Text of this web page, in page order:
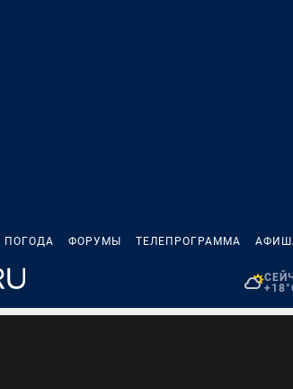
ПОГОДА ФОРУМЫ ТЕЛЕПРОГРАММА